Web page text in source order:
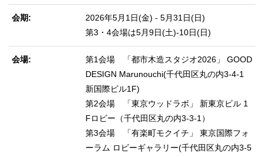
会期
2026年5月1日(金) - 5月31日(日)
第3・4会場は5月9日(土)-10日(日)
会場
第1会場 「都市木造スタジオ2026」 GOOD
DESIGN Marunouchi(千代田区丸の内3-4-1
新国際ビル1F)
第2会場 「東京ウッドラボ」 新東京ビル 1
Fロビー（千代田区丸の内3-3-1）
第3会場 「有楽町モクイチ」 東京国際フォ
ーラム ロビーギャラリー(千代田区丸の内3-5